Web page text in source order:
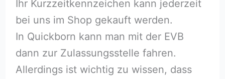
Ihr Kurzzeitkennzeichen kann jederzeit
bei uns im Shop gekauft werden.
In Quickborn kann man mit der EVB
dann zur Zulassungsstelle fahren.
Allerdings ist wichtig zu wissen, dass